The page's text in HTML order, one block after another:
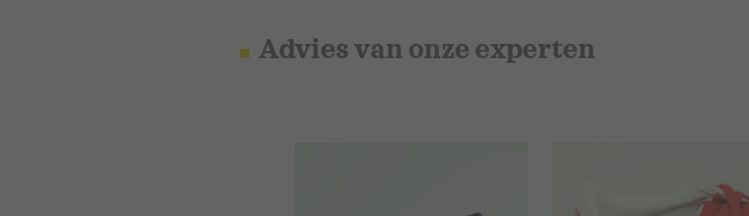
Advies van onze experten